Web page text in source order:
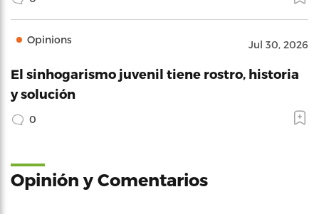
Opinions Jul 30, 2026
El sinhogarismo juvenil tiene rostro, historia
y solución
0
Opinión y Comentarios